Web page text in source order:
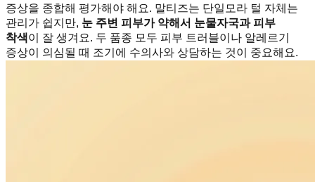
증상을 종합해 평가해야 해요. 말티즈는 단일모라 털 자체는
관리가 쉽지만, 눈 주변 피부가 약해서 눈물자국과 피부
착색이 잘 생겨요. 두 품종 모두 피부 트러블이나 알레르기
증상이 의심될 때 조기에 수의사와 상담하는 것이 중요해요.